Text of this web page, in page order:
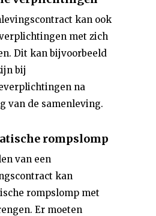
kan ook
met zich
Dit kan bijvoorbeeld
bij
na
van de samenleving.
rompslomp
van een
kan
rompslomp met
Er moeten